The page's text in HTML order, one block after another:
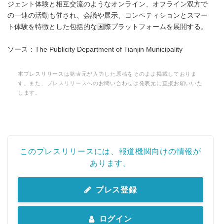
ジェント体験と相互交流のようなオンライン、オフライン双方で
の一連の活動も催され、会議や展示、コンペティションとスマー
ト体験を特徴とした包括的な国際プラットフォームを展開する。
ソース：The Publicity Department of Tianjin Municipality
本プレスリリースは発表元が入力した原稿をそのまま掲載しておりま
す。また、プレスリリースへのお問い合わせは発表元に直接お願いいた
します。
このプレスリリースには、報道機関向けの情報が
あります。
プレス登録
ログイン